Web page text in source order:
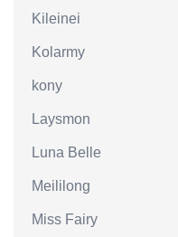
Kileinei
Kolarmy
kony
Laysmon
Luna Belle
Meililong
Miss Fairy